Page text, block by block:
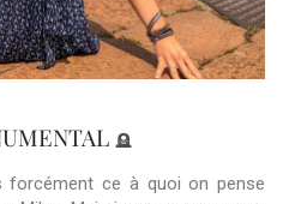
🪦
forcément ce à quoi on pense